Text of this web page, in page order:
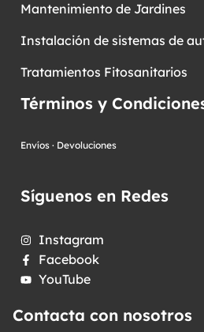
Mantenimiento de Jardines
Instalación de sistemas de
Tratamientos Fitosanitarios
Términos y
Envíos · Devoluciones
Síguenos en Redes
Instagram
Facebook
YouTube
Contacta con nosotros